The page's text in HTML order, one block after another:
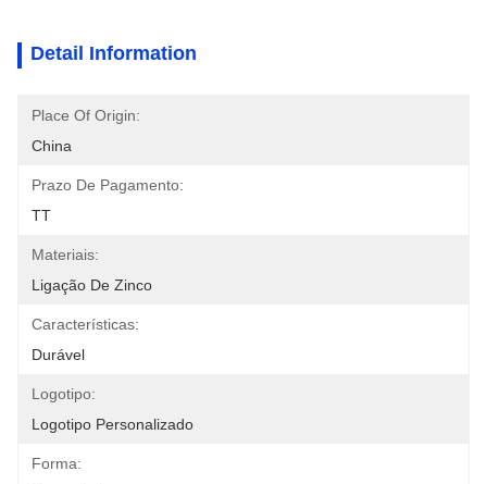
Detail Information
Place Of Origin:
China
Prazo De Pagamento:
TT
Materiais:
Ligação De Zinco
Características:
Durável
Logotipo:
Logotipo Personalizado
Forma: